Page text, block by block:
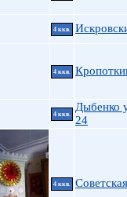
4 ккв.
4 ккв.
4 ккв.
Дыбенко
24
4 ккв.